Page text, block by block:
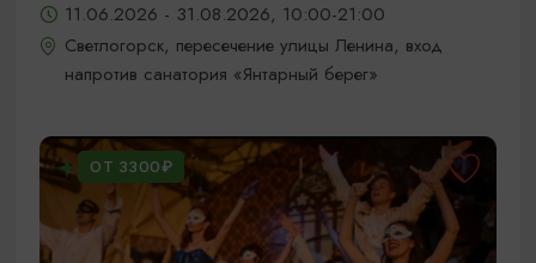
11.06.2026 - 31.08.2026, 10:00-21:00
Светлогорск, пересечение улицы Ленина, вход
напротив санатория «Янтарный берег»
ОТ 3300₽